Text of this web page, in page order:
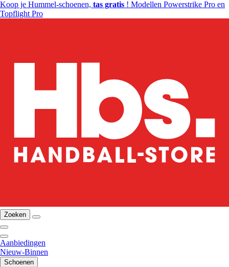
Koop je Hummel-schoenen, tas gratis ! Modellen Powerstrike Pro en
Topflight Pro
Zoeken
Aanbiedingen
Nieuw-Binnen
Schoenen